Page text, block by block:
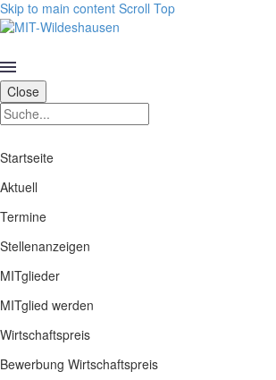
Skip to main content Scroll Top
Close
Startseite
Aktuell
Termine
Stellenanzeigen
MITglieder
MITglied werden
Wirtschaftspreis
Bewerbung Wirtschaftspreis